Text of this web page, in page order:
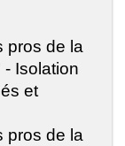
pros de la
Isolation
et
pros de la